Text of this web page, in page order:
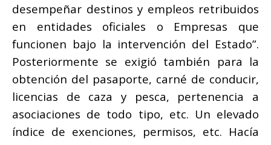
desempeñar destinos y empleos retribuidos
en entidades oficiales o Empresas que
funcionen bajo la intervención del Estado”.
Posteriormente se exigió también para la
obtención del pasaporte, carné de conducir,
licencias de caza y pesca, pertenencia a
asociaciones de todo tipo, etc. Un elevado
índice de exenciones, permisos, etc. Hacía